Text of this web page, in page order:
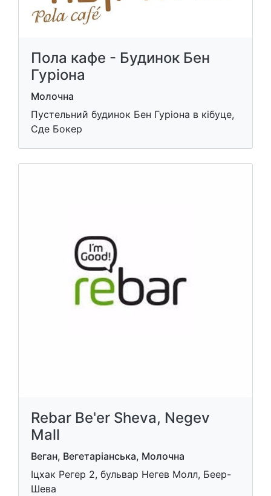
Пола кафе - Будинок Бен
Гуріона
Молочна
Пустельний будинок Бен Гуріона в кібуце,
Сде Бокер
Rebar Be'er Sheva, Negev
Mall
Веган, Вегетаріанська, Молочна
Іцхак Регер 2, бульвар Негев Молл, Беер-
Шева